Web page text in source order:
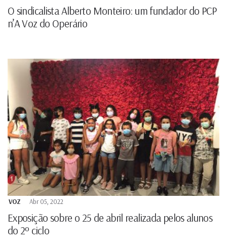
O sindicalista Alberto Monteiro: um fundador do PCP
n’A Voz do Operário
VOZ Abr 05, 2022
Exposição sobre o 25 de abril realizada pelos alunos
do 2º ciclo